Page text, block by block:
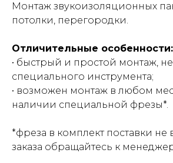
Монтаж звукоизоляционных
потолки, перегородки.
Отличительные особенности:
• быстрый и простой монтаж,
специального инструмента;
• возможен монтаж в любом
наличии специальной фрезы*.
*фреза в комплект поставки не
заказа обращайтесь к